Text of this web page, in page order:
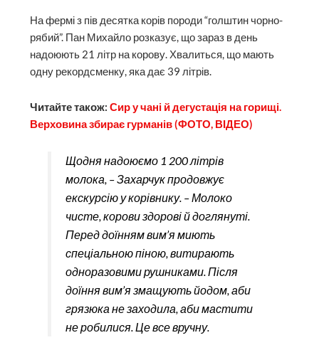
На фермі з пів десятка корів породи “голштин чорно-
рябий”. Пан Михайло розказує, що зараз в день
надоюють 21 літр на корову. Хвалиться, що мають
одну рекордсменку, яка дає 39 літрів.
Читайте також:Сир у чані й дегустація на горищі.
Верховина збирає гурманів (ФОТО, ВІДЕО)
Щодня надоюємо 1 200 літрів
молока, – Захарчук продовжує
екскурсію у корівнику. – Молоко
чисте, корови здорові й доглянуті.
Перед доїнням вим’я миють
спеціальною піною, витирають
одноразовими рушниками. Після
доїння вим’я змащують йодом, аби
грязюка не заходила, аби мастити
не робилися. Це все вручну.